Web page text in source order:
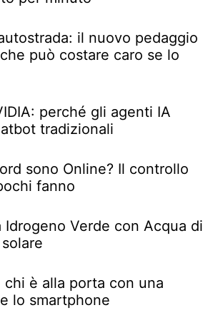
il nuovo pedaggio
può costare caro se lo
perché gli agenti IA
tradizionali
sono Online? Il controllo
fanno
Idrogeno Verde con Acqua di
chi è alla porta con una
lo smartphone